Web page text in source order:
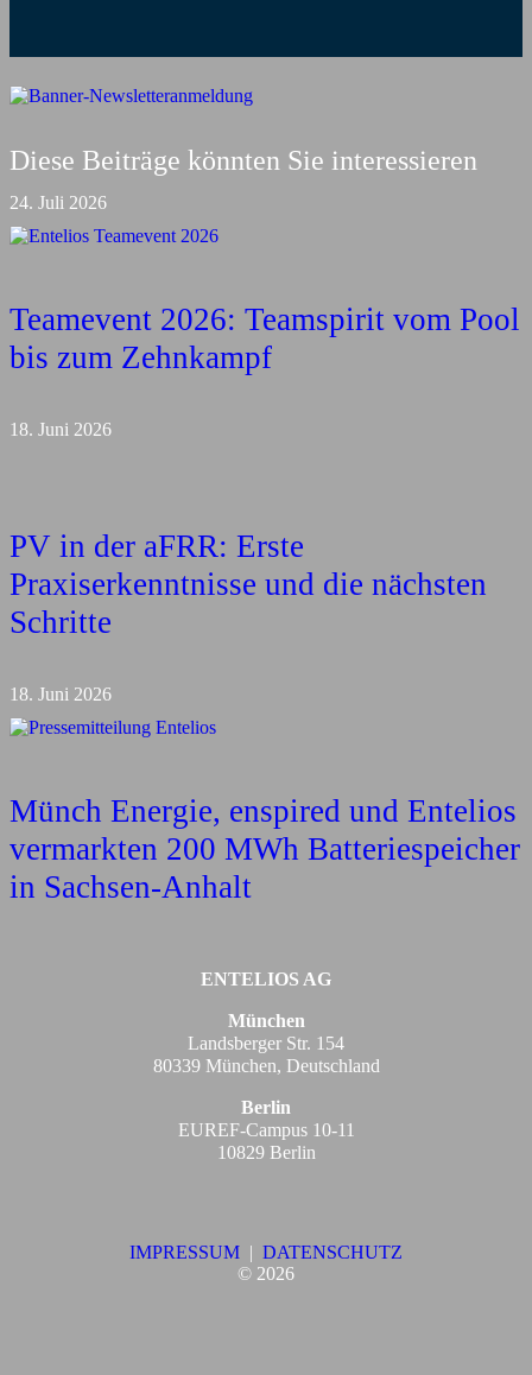
Diese Beiträge könnten Sie interessieren
24. Juli 2026
Teamevent 2026: Teamspirit vom Pool
bis zum Zehnkampf
18. Juni 2026
PV in der aFRR: Erste
Praxiserkenntnisse und die nächsten
Schritte
18. Juni 2026
Münch Energie, enspired und Entelios
vermarkten 200 MWh Batteriespeicher
in Sachsen-Anhalt
ENTELIOS AG
München
Landsberger Str. 154
80339 München, Deutschland
Berlin
EUREF-Campus 10-11
10829 Berlin
IMPRESSUM | DATENSCHUTZ
© 2026